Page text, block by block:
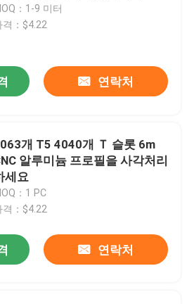
：1-9 미터
격：$4.22
연락처
개 T5 4040개 Ｔ 슬롯 6m
알루미늄 프로필을 사각처리
세요
：1 PC
격：$4.22
연락처